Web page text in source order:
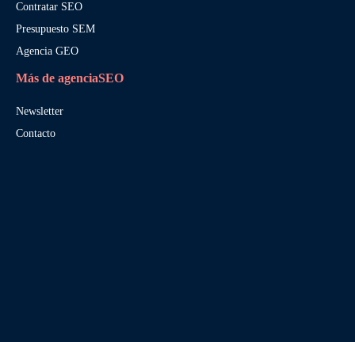
Contratar SEO
Presupuesto SEM
Agencia GEO
Más de agenciaSEO
Newsletter
Contacto